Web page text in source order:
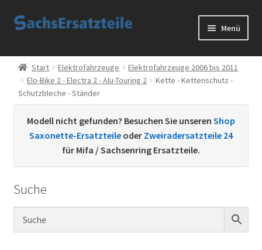
Zur
Zum
Menü
Start
AGB
Datenschutzerklärung
Sachs Ersatzteile
Start Elektrofahrzeuge
Elektrofahrzeuge 2006 bis 2011
Elo-Bike 2 - Electra 2 - Alu-Touring 2
Kette - Kettenschutz -
Schutzbleche - Ständer
Modell nicht gefunden? Besuchen Sie unseren Shop
Saxonette-Ersatzteile oder Zweiradersatzteile 24
für Mifa / Sachsenring Ersatzteile.
Suche